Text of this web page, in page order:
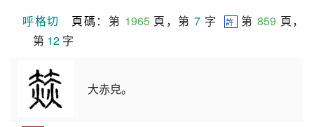
呼格切 頁碼 ：第 1965 頁，第 7 字 許 第 859 頁，
第 12 字
大赤皃。